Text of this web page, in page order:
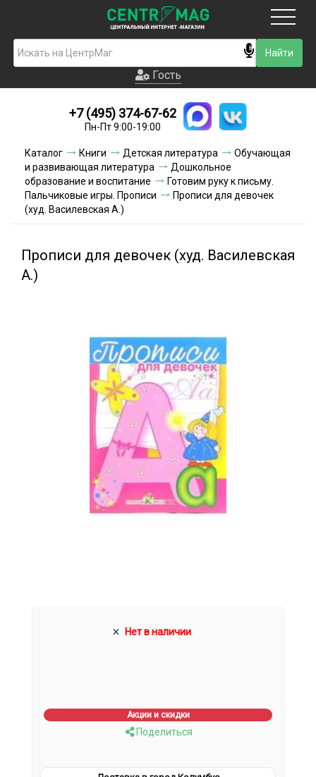
Гость
Новинки
Условия доставки
Условия оплаты
Гость
+7 (495) 374-67-62
Пн-Пт 9:00-19:00
Каталог Книги Детская литература
Обучающая
и развивающая литература
Дошкольное
образование и воспитание
Готовим руку к письму.
Пальчиковые игры. Прописи
Прописи для девочек
(худ. Василевская А.)
Прописи для девочек (худ. Василевская
А.)
Нет в наличии
Акции и скидки
Поделиться